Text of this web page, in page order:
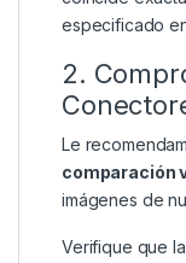
especificado
2.
Le
comparación
imágenes de
Verifique que